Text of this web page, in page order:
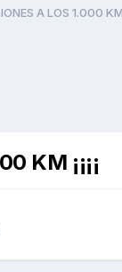
A LOS 1.000 KM
KM ¡¡¡¡